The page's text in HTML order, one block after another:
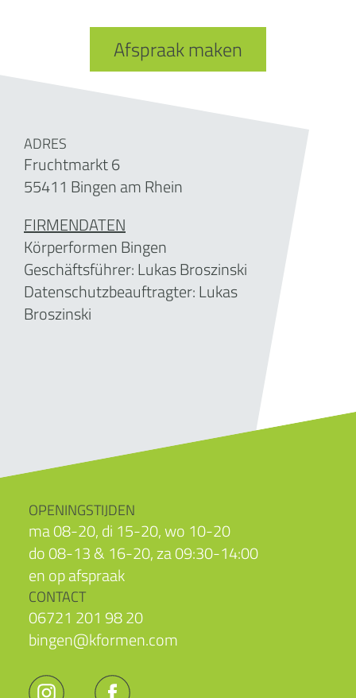
Afspraak maken
ADRES
Fruchtmarkt 6
55411 Bingen am Rhein
FIRMENDATEN
Körperformen Bingen
Geschäftsführer:Lukas Broszinski
Datenschutzbeauftragter: Lukas
Broszinski
OPENINGSTIJDEN
ma 08-20, di 15-20, wo 10-20
do 08-13 & 16-20, za 09:30-14:00
en op afspraak
CONTACT
06721 201 98 20
bingen@kformen.com